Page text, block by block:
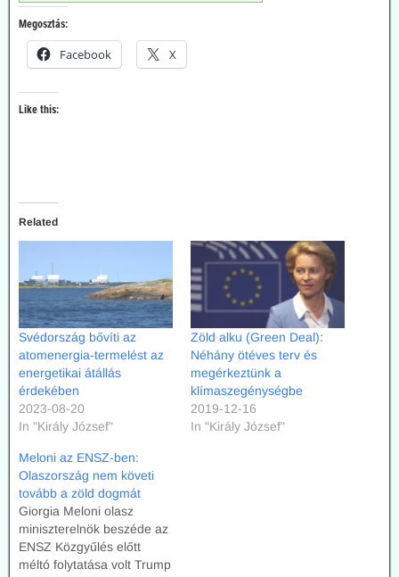
Megosztás:
Facebook X
Like this:
Related
Svédország bővíti az
atomenergia-termelést az
energetikai átállás
érdekében
2023-08-20
In "Király József"
Zöld alku (Green Deal):
Néhány ötéves terv és
megérkeztünk a
klímaszegénységbe
2019-12-16
In "Király József"
Meloni az ENSZ-ben:
Olaszország nem követi
tovább a zöld dogmát
Giorgia Meloni olasz
miniszterelnök beszéde az
ENSZ Közgyűlés előtt
méltó folytatása volt Trump